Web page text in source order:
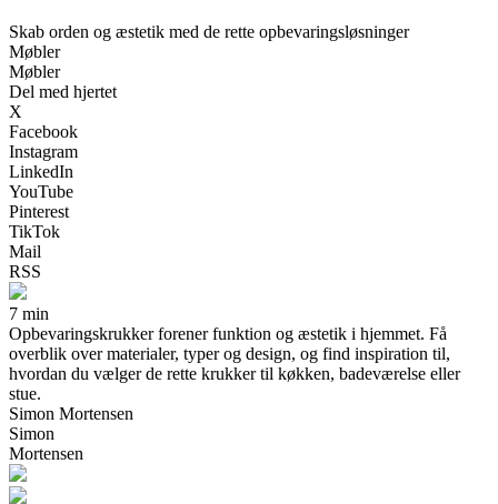
Skab orden og æstetik med de rette opbevaringsløsninger
Møbler
Møbler
Del med hjertet
X
Facebook
Instagram
LinkedIn
YouTube
Pinterest
TikTok
Mail
RSS
7 min
Opbevaringskrukker forener funktion og æstetik i hjemmet. Få
overblik over materialer, typer og design, og find inspiration til,
hvordan du vælger de rette krukker til køkken, badeværelse eller
stue.
Simon Mortensen
Simon
Mortensen